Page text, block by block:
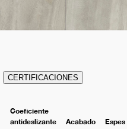
CERTIFICACIONES
Coeficiente
antideslizante
Acabado